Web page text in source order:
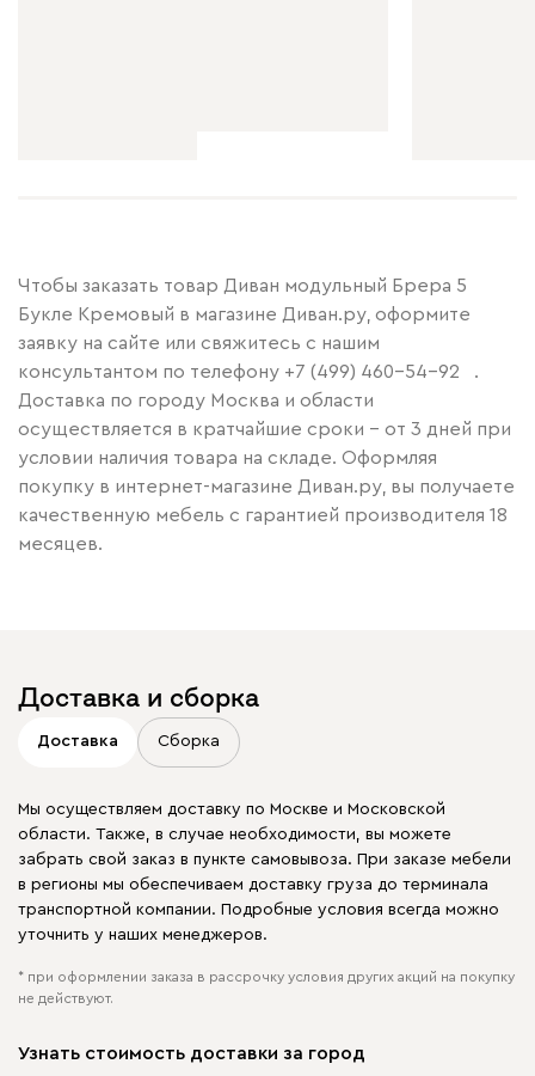
Чтобы заказать товар Диван модульный Брера 5
Букле Кремовый в магазине Диван.ру, оформите
заявку на сайте или свяжитесь с нашим
консультантом по телефону +7 (499) 460-54-92
.
Доставка по городу Москва и области
осуществляется в кратчайшие сроки – от 3 дней при
условии наличия товара на складе. Оформляя
покупку в интернет-магазине Диван.ру, вы получаете
качественную мебель с гарантией производителя 18
месяцев.
Доставка и сборка
Доставка Сборка
Мы осуществляем доставку по Москве и Московской
области. Также, в случае необходимости, вы можете
забрать свой заказ в пункте самовывоза. При заказе мебели
в регионы мы обеспечиваем доставку груза до терминала
транспортной компании. Подробные условия всегда можно
уточнить у наших менеджеров.
* при оформлении заказа в рассрочку условия других акций на покупку
не действуют.
Узнать стоимость доставки за город